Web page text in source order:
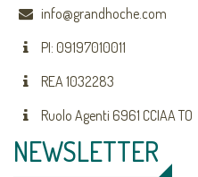
info@grandhoche.com
PI: 09197010011
REA 1032283
Ruolo Agenti 6961 CCIAA TO
NEWSLETTER